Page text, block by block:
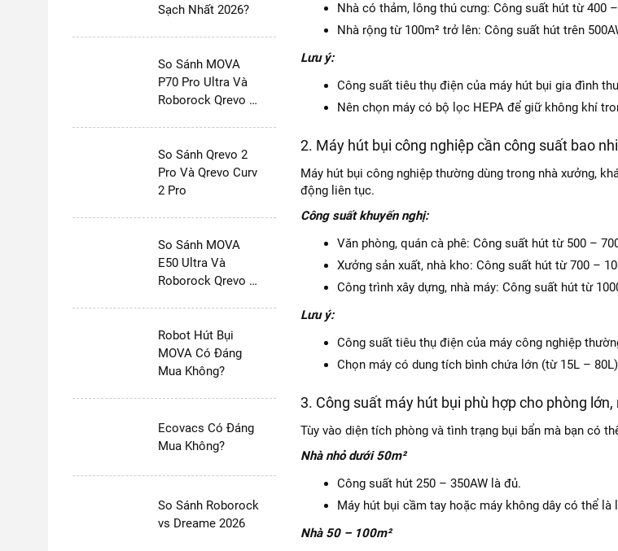
Sạch Nhất 2026?
So Sánh MOVA
P70 Pro Ultra Và
Roborock Qrevo 2
So Sánh Qrevo 2
Pro Và Qrevo Curv
2 Pro
So Sánh MOVA
E50 Ultra Và
Roborock Qrevo S
Robot Hút Bụi
MOVA Có Đáng
Mua Không?
Ecovacs Có Đáng
Mua Không?
So Sánh Roborock
vs Dreame 2026
Nhà có thảm, lông thú cưng: Công suất hút từ 400
Nhà rộng từ 100m² trở lên: Công suất hút trên
Lưu ý:
Công suất tiêu thụ điện của máy hút bụi gia đình
Nên chọn máy có bộ lọc HEPA để giữ không khí
2. Máy hút bụi công nghiệp cần công suất bao
Máy hút bụi công nghiệp thường dùng trong nhà xưởng,
động liên tục.
Công suất khuyến nghị:
Văn phòng, quán cà phê: Công suất hút từ 500 –
Xưởng sản xuất, nhà kho: Công suất hút từ 700 –
Công trình xây dựng, nhà máy: Công suất hút từ
Lưu ý:
Công suất tiêu thụ điện của máy công nghiệp
Chọn máy có dung tích bình chứa lớn (từ 15L –
3. Công suất máy hút bụi phù hợp cho phòng
Tùy vào diện tích phòng và tình trạng bụi bẩn mà bạn có
Nhà nhỏ dưới 50m²
Công suất hút 250 – 350AW là đủ.
Máy hút bụi cầm tay hoặc máy không dây có thể là
Nhà 50 – 100m²